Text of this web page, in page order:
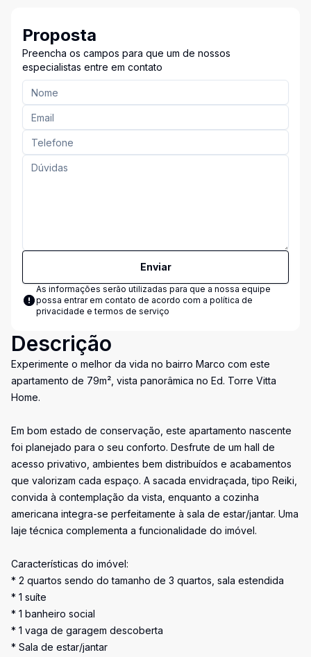
Proposta
Preencha os campos para que um de nossos
especialistas entre em contato
Enviar
As informações serão utilizadas para que a nossa equipe
possa entrar em contato de acordo com a política de
privacidade e termos de serviço
Descrição
Experimente o melhor da vida no bairro Marco com este
apartamento de 79m², vista panorâmica no Ed. Torre Vitta
Home.
Em bom estado de conservação, este apartamento nascente
foi planejado para o seu conforto. Desfrute de um hall de
acesso privativo, ambientes bem distribuídos e acabamentos
que valorizam cada espaço. A sacada envidraçada, tipo Reiki,
convida à contemplação da vista, enquanto a cozinha
americana integra-se perfeitamente à sala de estar/jantar. Uma
laje técnica complementa a funcionalidade do imóvel.
Características do imóvel:
* 2 quartos sendo do tamanho de 3 quartos, sala estendida
* 1 suíte
* 1 banheiro social
* 1 vaga de garagem descoberta
* Sala de estar/jantar